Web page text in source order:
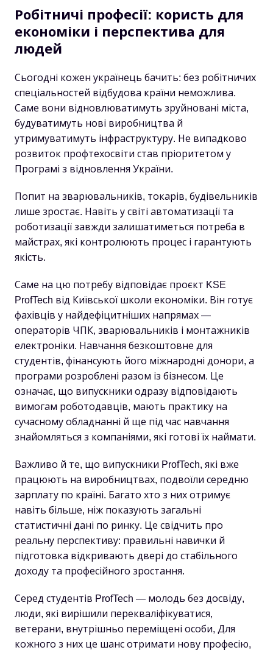
Робітничі професії: користь для
економіки і перспектива для
людей
Сьогодні кожен українець бачить: без робітничих
спеціальностей відбудова країни неможлива.
Саме вони відновлюватимуть зруйновані міста,
будуватимуть нові виробництва й
утримуватимуть інфраструктуру. Не випадково
розвиток профтехосвіти став пріоритетом у
Програмі з відновлення України.
Попит на зварювальників, токарів, будівельників
лише зростає. Навіть у світі автоматизації та
роботизації завжди залишатиметься потреба в
майстрах, які контролюють процес і гарантують
якість.
Саме на цю потребу відповідає проєкт KSE
ProfTech від Київської школи економіки. Він готує
фахівців у найдефіцитніших напрямах —
операторів ЧПК, зварювальників і монтажників
електроніки. Навчання безкоштовне для
студентів, фінансують його міжнародні донори, а
програми розроблені разом із бізнесом. Це
означає, що випускники одразу відповідають
вимогам роботодавців, мають практику на
сучасному обладнанні й ще під час навчання
знайомляться з компаніями, які готові їх наймати.
Важливо й те, що випускники ProfTech, які вже
працюють на виробництвах, подвоїли середню
зарплату по країні. Багато хто з них отримує
навіть більше, ніж показують загальні
статистичні дані по ринку. Це свідчить про
реальну перспективу: правильні навички й
підготовка відкривають двері до стабільного
доходу та професійного зростання.
Серед студентів ProfTech — молодь без досвіду,
люди, які вирішили перекваліфікуватися,
ветерани, внутрішньо переміщені особи, Для
кожного з них це шанс отримати нову професію,